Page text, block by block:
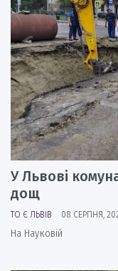
У Львові
дощ
ТО Є ЛЬВІВ 08 СЕРПНЯ,
На Науковій